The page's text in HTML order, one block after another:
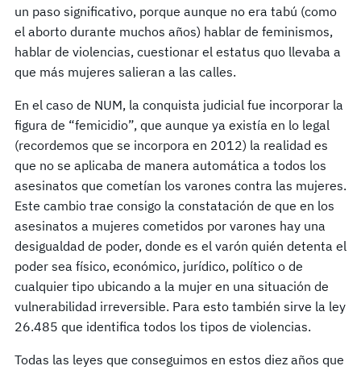
un paso significativo, porque aunque no era tabú (como
el aborto durante muchos años) hablar de feminismos,
hablar de violencias, cuestionar el estatus quo llevaba a
que más mujeres salieran a las calles.
En el caso de NUM, la conquista judicial fue incorporar la
figura de “femicidio”, que aunque ya existía en lo legal
(recordemos que se incorpora en 2012) la realidad es
que no se aplicaba de manera automática a todos los
asesinatos que cometían los varones contra las mujeres.
Este cambio trae consigo la constatación de que en los
asesinatos a mujeres cometidos por varones hay una
desigualdad de poder, donde es el varón quién detenta el
poder sea físico, económico, jurídico, político o de
cualquier tipo ubicando a la mujer en una situación de
vulnerabilidad irreversible. Para esto también sirve la ley
26.485 que identifica todos los tipos de violencias.
Todas las leyes que conseguimos en estos diez años que